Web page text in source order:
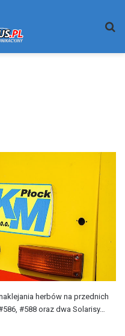
herbów na przednich
#588 oraz dwa Solarisy…